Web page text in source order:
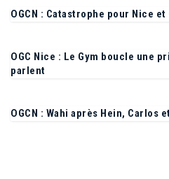
OGCN : Catastrophe pour Nice
OGC Nice : Le Gym boucle une
parlent
OGCN : Wahi après Hein, Carlos